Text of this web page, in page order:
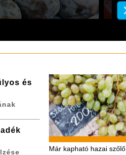
Már kapható hazai szőlő
és